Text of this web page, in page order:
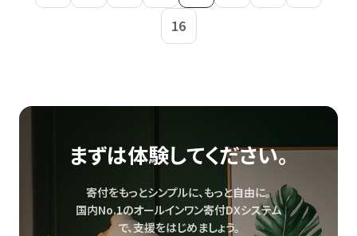
16
まずは体験してください。
寄付をもっとシンプルに、もっと自由に。
国内No.1のオールインワン寄付DXシステム
で、支援をはじめましょう。